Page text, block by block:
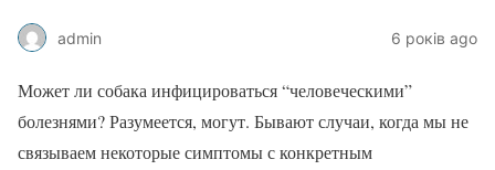
admin 6 років ago
Может ли собака инфицироваться “человеческими”
болезнями? Разумеется, могут. Бывают случаи, когда мы не
связываем некоторые симптомы с конкретным